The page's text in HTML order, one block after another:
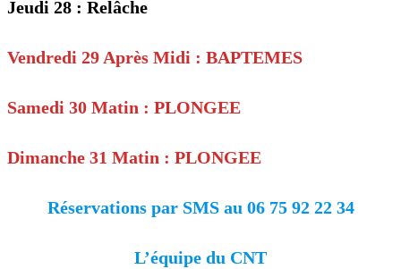
Jeudi 28 : Relâche
Vendredi 29 Après Midi : BAPTEMES
Samedi 30 Matin : PLONGEE
Dimanche 31 Matin : PLONGEE
Réservations par SMS au 06 75 92 22 34
L’équipe du CNT